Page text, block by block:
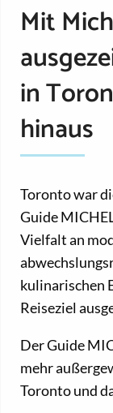
Mit
in
hinaus
Toronto war
Guide
Vielfalt an
kulinarischen
Reiseziel
Der Guide
mehr
Toronto und